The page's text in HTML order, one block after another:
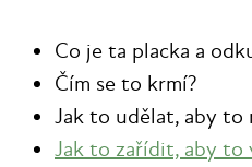
Co je ta placka a
Čím se to krmí?
Jak to udělat, aby to
Jak to zařídit, aby to